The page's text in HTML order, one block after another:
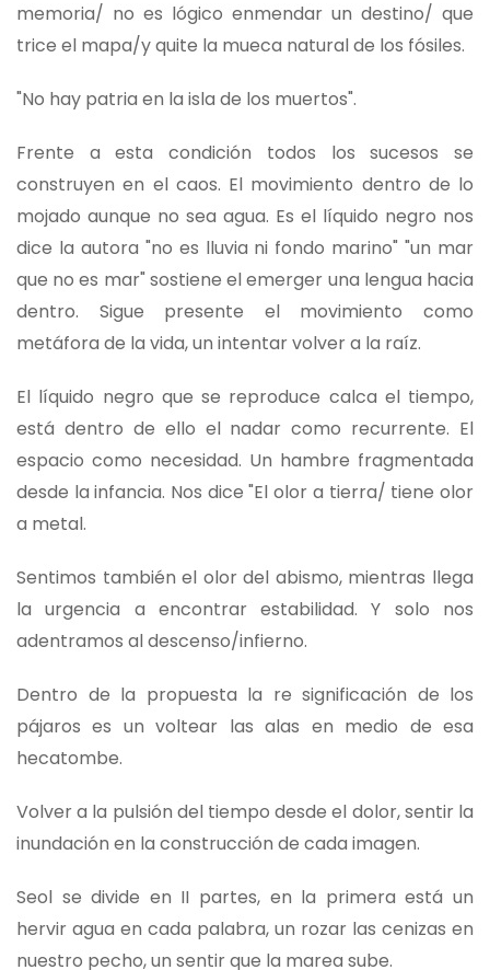
memoria/ no es lógico enmendar un destino/ que
trice el mapa/y quite la mueca natural de los fósiles.
"No hay patria en la isla de los muertos".
Frente a esta condición todos los sucesos se
construyen en el caos. El movimiento dentro de lo
mojado aunque no sea agua. Es el líquido negro nos
dice la autora "no es lluvia ni fondo marino" "un mar
que no es mar" sostiene el emerger una lengua hacia
dentro. Sigue presente el movimiento como
metáfora de la vida, un intentar volver a la raíz.
El líquido negro que se reproduce calca el tiempo,
está dentro de ello el nadar como recurrente. El
espacio como necesidad. Un hambre fragmentada
desde la infancia. Nos dice "El olor a tierra/ tiene olor
a metal.
Sentimos también el olor del abismo, mientras llega
la urgencia a encontrar estabilidad. Y solo nos
adentramos al descenso/infierno.
Dentro de la propuesta la re significación de los
pájaros es un voltear las alas en medio de esa
hecatombe.
Volver a la pulsión del tiempo desde el dolor, sentir la
inundación en la construcción de cada imagen.
Seol se divide en II partes, en la primera está un
hervir agua en cada palabra, un rozar las cenizas en
nuestro pecho, un sentir que la marea sube.